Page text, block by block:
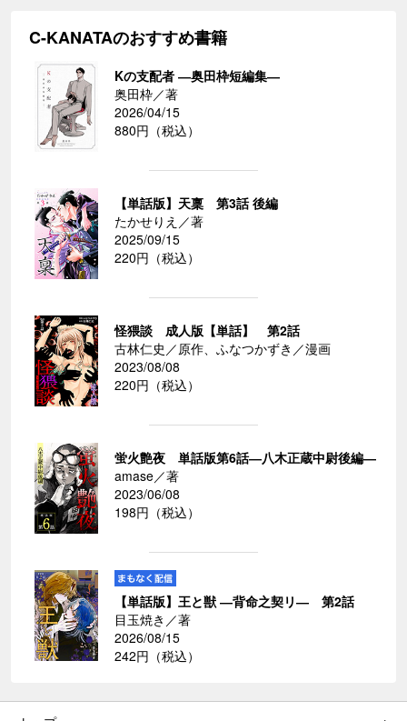
C-KANATAのおすすめ書籍
Kの支配者 ―奥田枠短編集―
奥田枠／著
2026/04/15
880円（税込）
【単話版】天稟 第3話 後編
たかせりえ／著
2025/09/15
220円（税込）
怪猥談 成人版【単話】 第2話
古林仁史／原作、ふなつかずき／漫画
2023/08/08
220円（税込）
蛍火艶夜 単話版第6話―八木正蔵中尉後編―
amase／著
2023/06/08
198円（税込）
【単話版】王と獣 ―背命之契リ― 第2話
目玉焼き／著
2026/08/15
242円（税込）